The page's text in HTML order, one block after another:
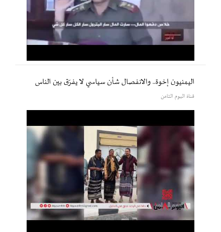
اليمنيون إخوة.. والانفصال شأن سياسي لا يفرّق بين الناس
قناة اليوم الثامن